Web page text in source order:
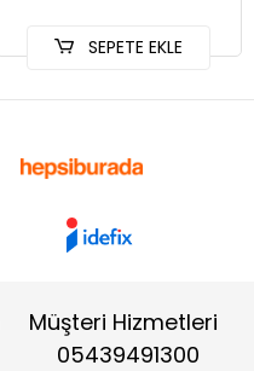
SEPETE EKLE
Müşteri Hizmetleri
05439491300